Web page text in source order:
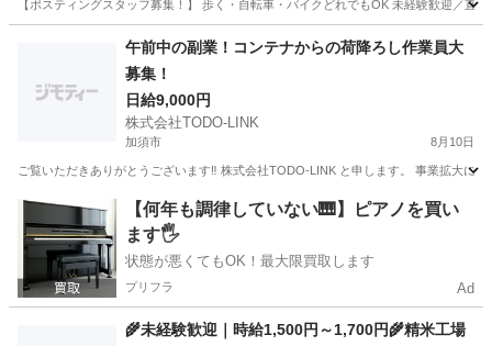
【ポスティングスタッフ募集！】 歩く・自転車・バイクどれでもOK 未経験歓迎／
さいたま市 ポスティング スタッフ
午前中の副業！コンテナからの荷降ろし作業員大
募集！
日給9,000円
株式会社TODO-LINK
加須市 8月10日
ご覧いただきありがとうございます‼︎ 株式会社TODO-LINK と申します。 事業拡大に
埼玉 加須市 軽作業 コンテナ
【何年も調律していない🎹】ピアノを買い
ます🖐️
状態が悪くてもOK！最大限買取します
プリフラ Ad
🌾未経験歓迎｜時給1,500円～1,700円🌾精米工場